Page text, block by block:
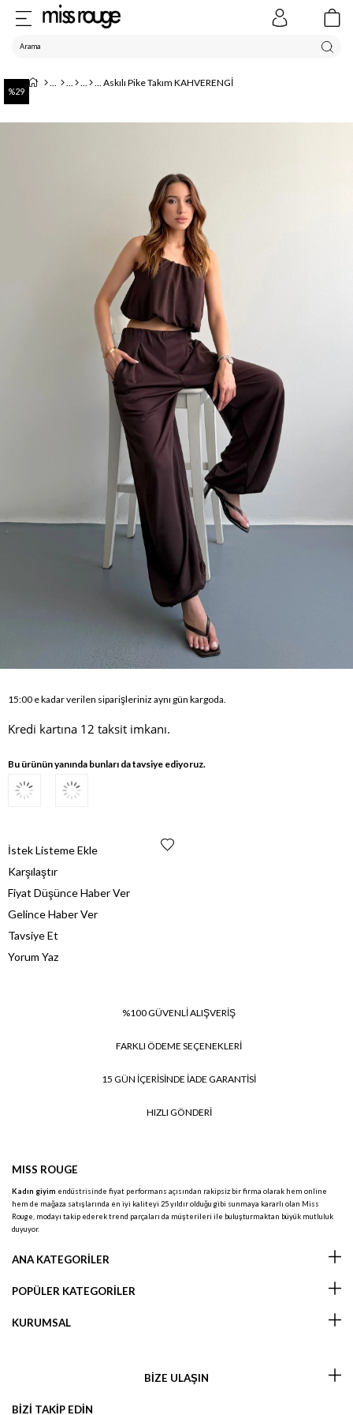
Askılı Pike Takım KAHVERENGİ
29
15:00 e kadar verilen siparişleriniz aynı gün kargoda.
Kredi kartına 12 taksit imkanı.
Bu ürünün yanında bunları da tavsiye ediyoruz.
İstek Listeme Ekle
Karşılaştır
Fiyat Düşünce Haber Ver
Gelince Haber Ver
Tavsiye Et
Yorum Yaz
%100 GÜVENLİ ALIŞVERİŞ
FARKLI ÖDEME SEÇENEKLERİ
15 GÜN İÇERİSİNDE İADE GARANTİSİ
HIZLI GÖNDERİ
MISS ROUGE
Kadın giyim endüstrisinde fiyat performans açısından rakipsiz bir firma olarak hem online
hem de mağaza satışlarında en iyi kaliteyi 25 yıldır olduğu gibi sunmaya kararlı olan Miss
Rouge, modayı takip ederek trend parçaları da müşterileri ile buluşturmaktan büyük mutluluk
duyuyor.
ANA KATEGORİLER
POPÜLER KATEGORİLER
KURUMSAL
BİZE ULAŞIN
BİZİ TAKİP EDİN